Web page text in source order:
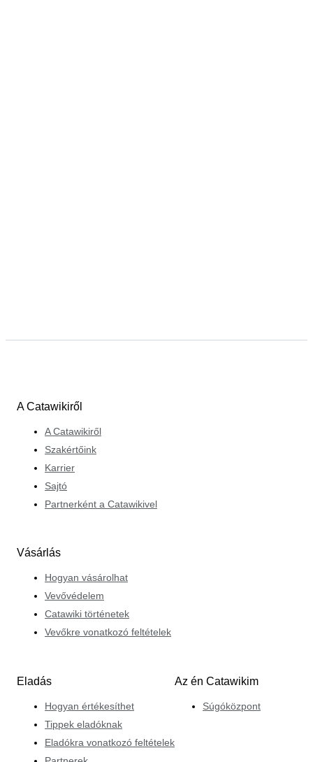
A Catawikiről
A Catawikiről
Szakértőink
Karrier
Sajtó
Partnerként a Catawikivel
Vásárlás
Hogyan vásárolhat
Vevővédelem
Catawiki történetek
Vevőkre vonatkozó feltételek
Eladás
Hogyan értékesíthet
Tippek eladóknak
Eladókra vonatkozó feltételek
Az én Catawikim
Súgóközpont